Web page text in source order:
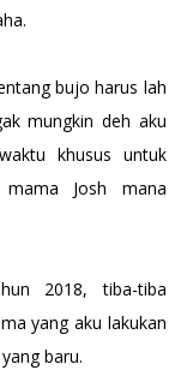
bujo harus lah
mungkin deh aku
khusus untuk
Josh mana
2018, tiba-tiba
yang aku lakukan
baru.